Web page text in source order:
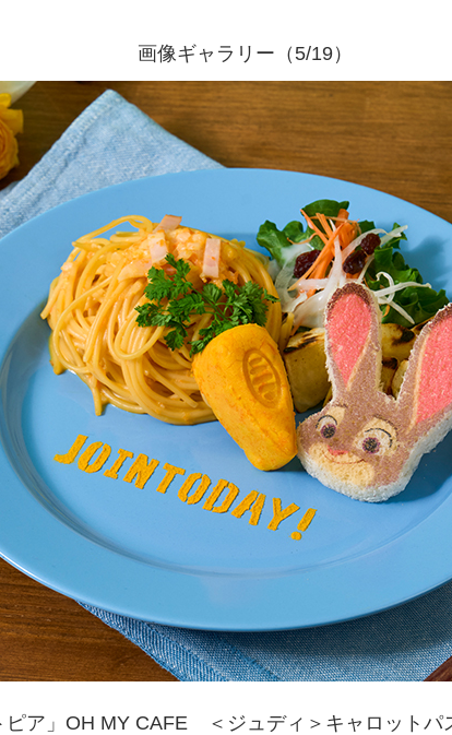
画像ギャラリー（5/19）
ピア」OH MY CAFE ＜ジュディ＞キャロットパ